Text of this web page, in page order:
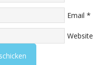
Email *
Website